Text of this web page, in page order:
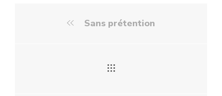
Sans prétention